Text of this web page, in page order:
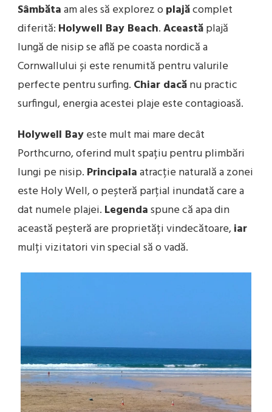
Sâmbătaam ales să explorez oplajăcomplet
diferită: Holywell Bay Beach.Aceastăplajă
lungă de nisip se află pe coasta nordică a
Cornwallului și este renumită pentru valurile
perfecte pentru surfing. Chiar dacănu practic
surfingul, energia acestei plaje este contagioasă.
Holywell Bayeste mult mai mare decât
Porthcurno, oferind mult spațiu pentru plimbări
lungi pe nisip. Principalaatracție naturală a zonei
este Holy Well, o peșteră parțial inundată care a
dat numele plajei. Legendaspune că apa din
această peșteră are proprietăți vindecătoare,iar
mulți vizitatori vin special să o vadă.